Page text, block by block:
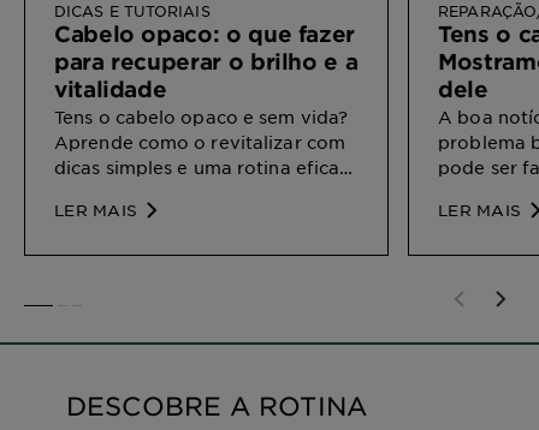
DICAS E TUTORIAIS
Cabelo opaco: o que fazer
para recuperar o brilho e a
vitalidade
Tens o cabelo opaco e sem vida?
Aprende como o revitalizar com
dicas simples e uma rotina eficaz
saúde capilar
LER MAIS
Tens o
dele
A boa
problema
pode ser
do cabelo
LER MAIS
DESCOBRE A ROTINA